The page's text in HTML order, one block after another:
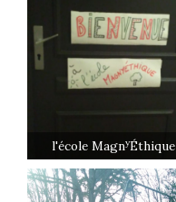
l'école MagnyÉthique